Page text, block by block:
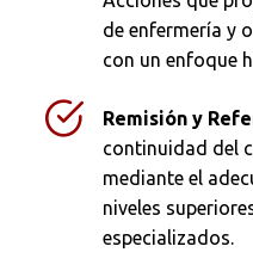
de enfermería y
con un enfoque
Remisión y
continuidad del
mediante el
niveles
especializados.
Busca en la
¿Qué buscas?